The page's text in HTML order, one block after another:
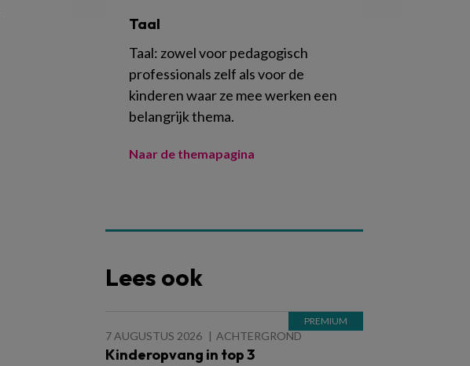
Taal
Taal: zowel voor pedagogisch
professionals zelf als voor de
kinderen waar ze mee werken een
belangrijk thema.
Naar de themapagina
Lees ook
7 AUGUSTUS 2026 ACHTERGROND
Kinderopvang in top 3